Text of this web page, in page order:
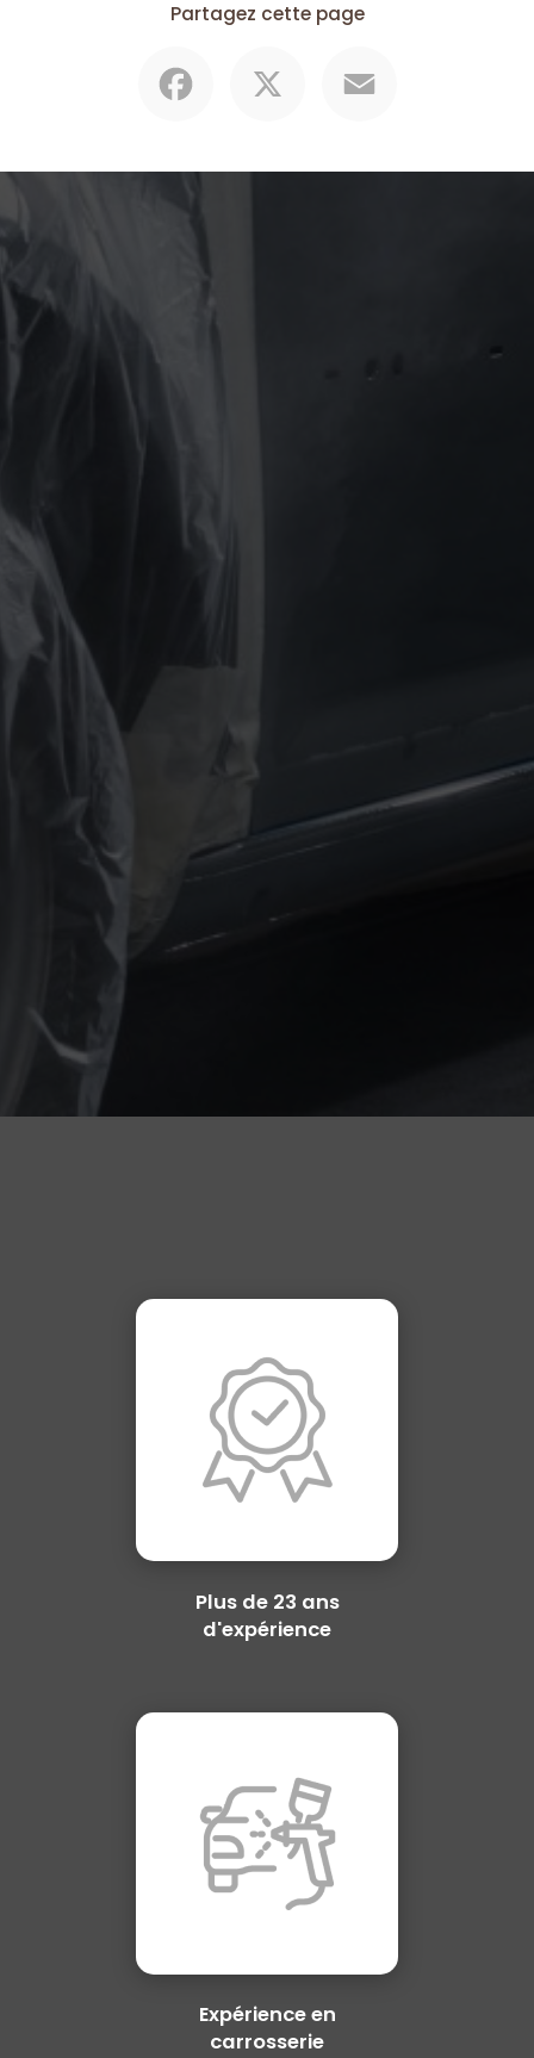
Partagez cette page
Plus de 23 ans
d'expérience
Expérience en
carrosserie